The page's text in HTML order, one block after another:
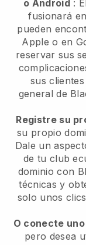
o Android:
fusionará
pueden
Apple o en
reservar sus
sus
general de
Registre su
su propio
Dale un
de tu club
dominio con
técnicas y
solo unos
O conecte
pero desea